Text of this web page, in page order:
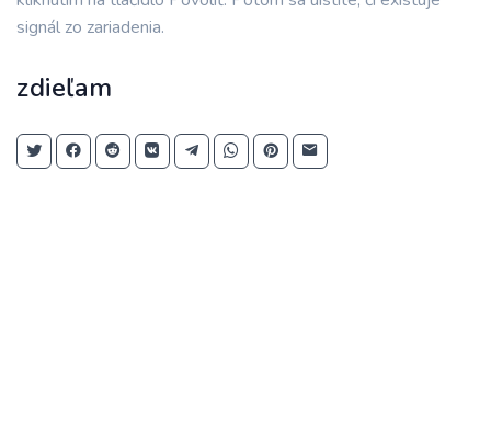
signál zo zariadenia.
zdieľam